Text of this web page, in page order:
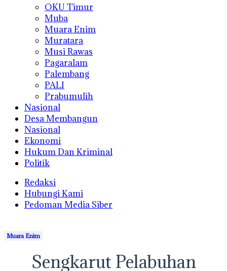
OKU Timur
Muba
Muara Enim
Muratara
Musi Rawas
Pagaralam
Palembang
PALI
Prabumulih
Nasional
Desa Membangun
Nasional
Ekonomi
Hukum Dan Kriminal
Politik
Redaksi
Hubungi Kami
Pedoman Media Siber
Muara Enim
Sengkarut Pelabuhan